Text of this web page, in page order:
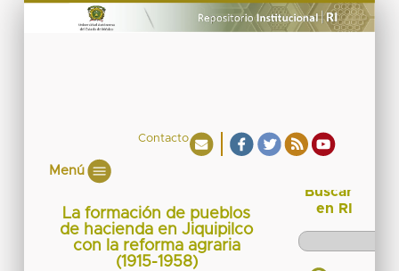
Contacto
Menú
La formación de pueblos
de hacienda en Jiquipilco
con la reforma agraria
(1915-1958)
Buscar
en RI